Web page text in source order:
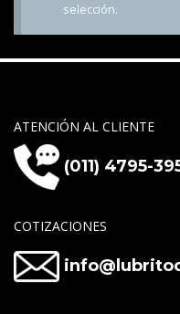
selección.
ATENCIÓN AL CLIENTE
(011) 4795-
COTIZACIONES